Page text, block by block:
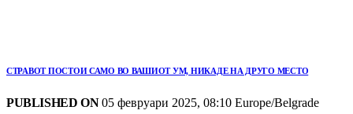
СТРАВОТ ПОСТОИ САМО ВО ВАШИОТ УМ, НИКАДЕ НА ДРУГО МЕСТО
PUBLISHED ON05 февруари 2025, 08:10 Europe/Belgrade